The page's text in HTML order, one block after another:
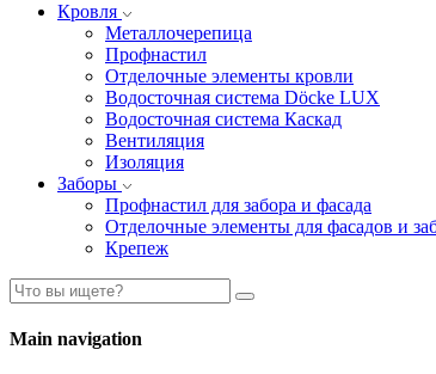
Кровля
Металлочерепица
Профнастил
Отделочные элементы кровли
Водосточная система Döcke LUX
Водосточная система Каскад
Вентиляция
Изоляция
Заборы
Профнастил для забора и фасада
Отделочные элементы для фасадов и
Крепеж
Main navigation